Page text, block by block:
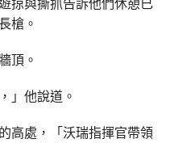
掠與撕抓告訴他們休憩已
槍。
頂。
」他說道。
高處，「沃瑞指揮官帶領